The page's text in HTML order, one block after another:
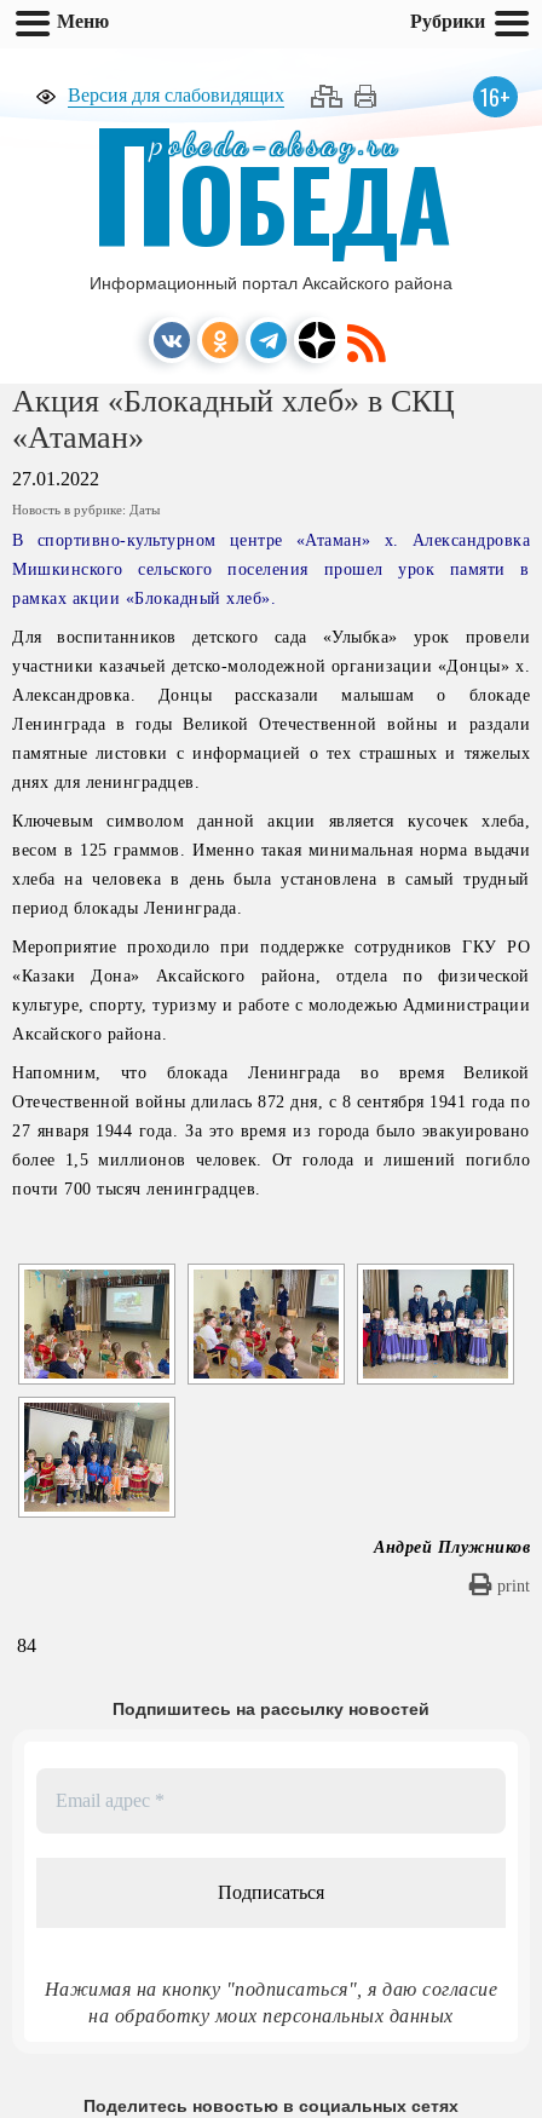
Версия для слабовидящих 16+
pobeda-aksay.ru
ПОБЕДА
Информационный портал Аксайского района
Акция «Блокадный хлеб» в СКЦ
«Атаман»
27.01.2022
Новость в рубрике: Даты
В спортивно-культурном центре «Атаман» х. Александровка
Мишкинского сельского поселения прошел урок памяти в
рамках акции «Блокадный хлеб».
Для воспитанников детского сада «Улыбка» урок провели
участники казачьей детско-молодежной организации «Донцы» х.
Александровка. Донцы рассказали малышам о блокаде
Ленинграда в годы Великой Отечественной войны и раздали
памятные листовки с информацией о тех страшных и тяжелых
днях для ленинградцев.
Ключевым символом данной акции является кусочек хлеба,
весом в 125 граммов. Именно такая минимальная норма выдачи
хлеба на человека в день была установлена в самый трудный
период блокады Ленинграда.
Мероприятие проходило при поддержке сотрудников ГКУ РО
«Казаки Дона» Аксайского района, отдела по физической
культуре, спорту, туризму и работе с молодежью Администрации
Аксайского района.
Напомним, что блокада Ленинграда во время Великой
Отечественной войны длилась 872 дня, с 8 сентября 1941 года по
27 января 1944 года. За это время из города было эвакуировано
более 1,5 миллионов человек. От голода и лишений погибло
почти 700 тысяч ленинградцев.[ПОКАЗАТЬ СЛАЙДШОУ]
Андрей Плужников
print
84
Подпишитесь на рассылку новостей
Нажимая на кнопку "подписаться", я даю согласие
на обработку моих персональных данных
Поделитесь новостью в социальных сетях
Меню Рубрики